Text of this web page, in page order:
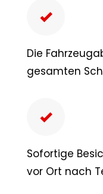
Die
gesamten
Sofortige
vor Ort nach